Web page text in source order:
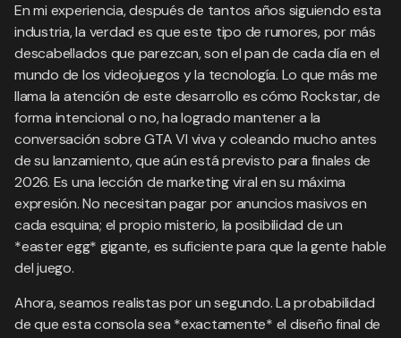
En mi experiencia, después de tantos años siguiendo esta
industria, la verdad es que este tipo de rumores, por más
descabellados que parezcan, son el pan de cada día en el
mundo de los videojuegos y la tecnología. Lo que más me
llama la atención de este desarrollo es cómo Rockstar, de
forma intencional o no, ha logrado mantener a la
conversación sobre GTA VI viva y coleando mucho antes
de su lanzamiento, que aún está previsto para finales de
2026. Es una lección de marketing viral en su máxima
expresión. No necesitan pagar por anuncios masivos en
cada esquina; el propio misterio, la posibilidad de un
*easter egg* gigante, es suficiente para que la gente hable
del juego.
Ahora, seamos realistas por un segundo. La probabilidad
de que esta consola sea *exactamente* el diseño final de